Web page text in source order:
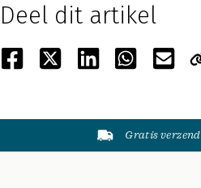
Deel dit artikel
Gratis